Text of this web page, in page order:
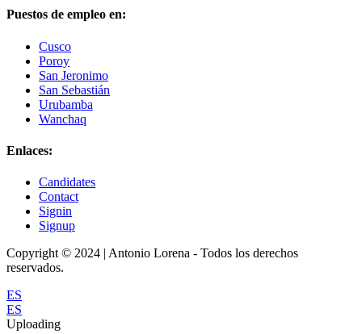
Puestos de empleo en:
Cusco
Poroy
San Jeronimo
San Sebastián
Urubamba
Wanchaq
Enlaces:
Candidates
Contact
Signin
Signup
Copyright © 2024 | Antonio Lorena - Todos los derechos
reservados.
ES
ES
Uploading